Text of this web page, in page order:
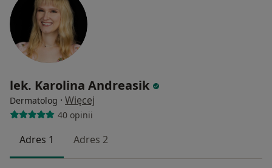
lek. Karolina Andreasik
Dermatolog · Więcej
40 opinii
Adres 1 Adres 2